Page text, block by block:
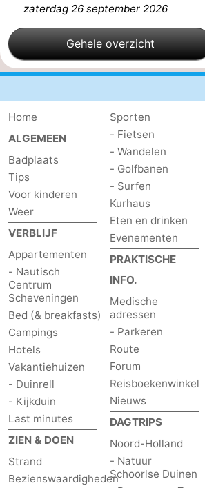
Kennermerland
Haarlem
Zandvoort
Zuid-
Holland
-
-
Natuur
Hollands
Duin
-
Noordwijk
-
Katwijk
-
Den
Haag
Rotterdam
-
Rockanje
Zeeland
Schouwen-
Duiveland
-
Renesse
-
Bruinisse
-
zaterdag 26 september 2026
Gehele overzicht
Home
ALGEMEEN
Badplaats
Tips
Voor kinderen
Weer
VERBLIJF
Appartementen
- Nautisch
Centrum
Scheveningen
Bed (& breakfasts)
Campings
Hotels
Vakantiehuizen
- Duinrell
- Kijkduin
Last minutes
ZIEN & DOEN
Strand
Bezienswaardigheden
Sporten
- Fietsen
- Wandelen
- Golfbanen
- Surfen
Kurhaus
Eten en drinken
Evenementen
PRAKTISCHE
INFO.
Medische
adressen
- Parkeren
Route
Forum
Reisboekenwinkel
Nieuws
DAGTRIPS
Noord-Holland
- Natuur
Schoorlse Duinen